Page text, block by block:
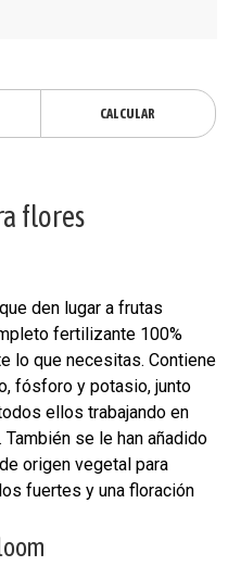
CALCULAR
flores
den lugar a frutas
fertilizante 100%
lo que necesitas. Contiene
fósforo y potasio, junto
ellos trabajando en
se le han añadido
origen vegetal para
fuertes y una floración